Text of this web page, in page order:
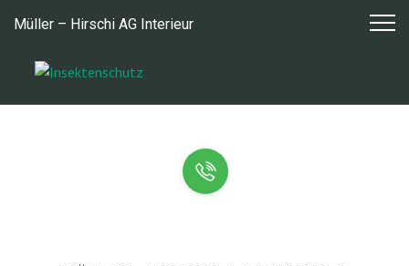
Inhalt
Müller – Hirschi AG Interieur